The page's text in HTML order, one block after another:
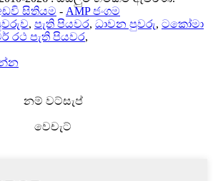
සිතියම - AMP ජංගම
, පැති පියවර, ධාවන පුවරු, ටකෝමා
රථ පැති පියවර,
නම් වට්සැප්
වෙචැට්